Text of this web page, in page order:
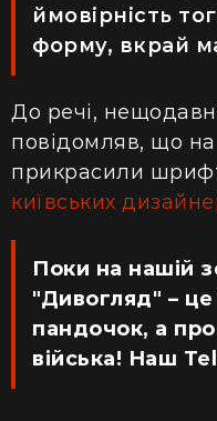
ймовірність
форму, вкрай
До речі,
повідомляв, що
прикрасили
київських
Поки на нашій
"Дивогляд" – це
пандочок, а
війська! Наш